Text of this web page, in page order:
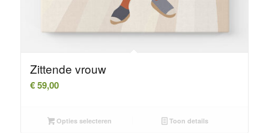
Zittende vrouw
€59,00
Opties selecteren Toon details